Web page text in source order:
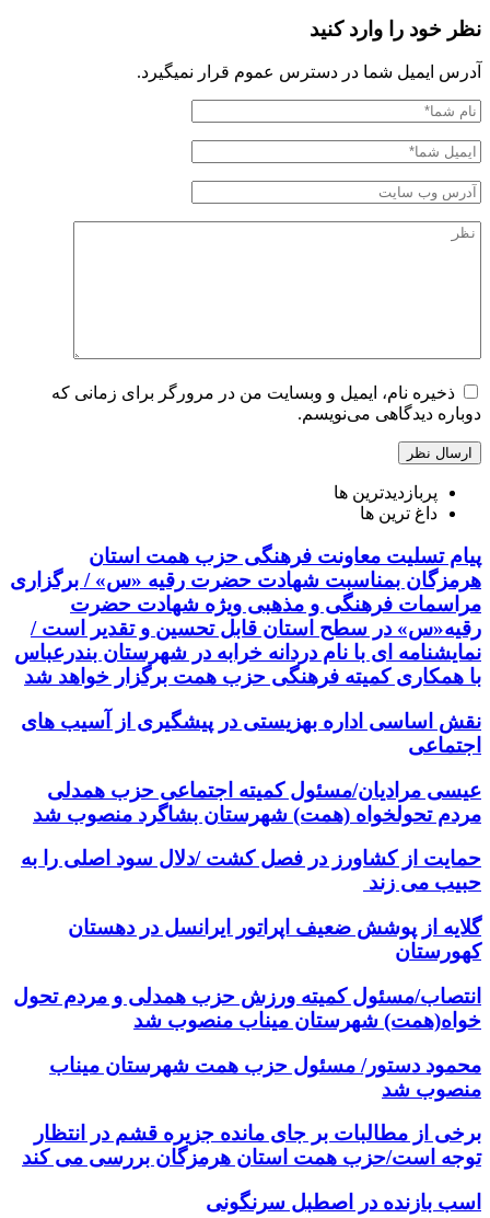
نظر خود را وارد کنید
آدرس ایمیل شما در دسترس عموم قرار نمیگیرد.
ذخیره نام، ایمیل و وبسایت من در مرورگر برای زمانی که
دوباره دیدگاهی می‌نویسم.
پربازدیدترین ها
داغ ترین ها
پیام تسلیت معاونت فرهنگی حزب همت استان
هرمزگان بمناسبت شهادت حضرت رقیه «س» / برگزاری
مراسمات فرهنگی و مذهبی ویژه شهادت حضرت
رقیه«س» در سطح استان قابل تحسین و تقدیر است /
نمایشنامه ای با نام دردانه خرابه در شهرستان بندرعباس
با همکاری کمیته فرهنگی حزب همت برگزار خواهد شد
نقش اساسی اداره بهزیستی در پیشگیری از آسیب های
اجتماعی
عیسی مرادیان/مسئول کمیته اجتماعی حزب همدلی
مردم تحولخواه (همت) شهرستان بشاگرد منصوب شد
حمایت از کشاورز در فصل کشت /دلال سود اصلی را به
حبیب می زند
گلایه از پوشش ضعیف اپراتور ایرانسل در دهستان
کهورستان
انتصاب/مسئول کمیته ورزش حزب همدلی و مردم تحول
خواه(همت) شهرستان میناب منصوب شد
محمود دستور/ مسئول حزب همت شهرستان میناب
منصوب شد
برخی از مطالبات بر جای مانده جزیره قشم در انتظار
توجه است/حزب همت استان هرمزگان بررسی می کند
اسب بازنده در اصطبل سرنگونی